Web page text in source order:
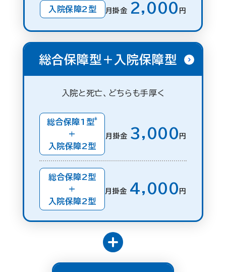
入院保障2型 月掛金 2,000 円
総合保障型＋入院保障型
入院と死亡、どちらも手厚く
総合保障1型*
+
入院保障2型
月掛金 3,000 円
総合保障2型
+
入院保障2型
月掛金 4,000 円